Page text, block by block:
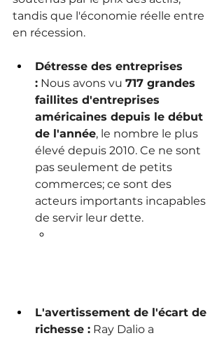
tandis que l'économie réelle entre
en récession.
Détresse des entreprises
: Nous avons vu 717 grandes
faillites d'entreprises
américaines depuis le début
de l'année, le nombre le plus
élevé depuis 2010. Ce ne sont
pas seulement de petits
commerces; ce sont des
acteurs importants incapables
de servir leur dette.
L'avertissement de l'écart de
richesse : Ray Dalio a